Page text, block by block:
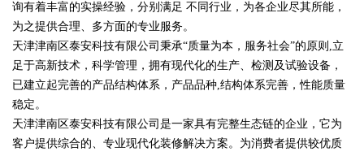
询有着丰富的实操经验，分别满足 不同行业，为各企业尽其所能，
为之提供合理、多方面的专业服务。
天津津南区泰安科技有限公司秉承“质量为本，服务社会”的原则,立
足于高新技术，科学管理，拥有现代化的生产、检测及试验设备，
已建立起完善的产品结构体系，产品品种,结构体系完善，性能质量
稳定。
天津津南区泰安科技有限公司是一家具有完整生态链的企业，它为
客户提供综合的、专业现代化装修解决方案。为消费者提供较优质